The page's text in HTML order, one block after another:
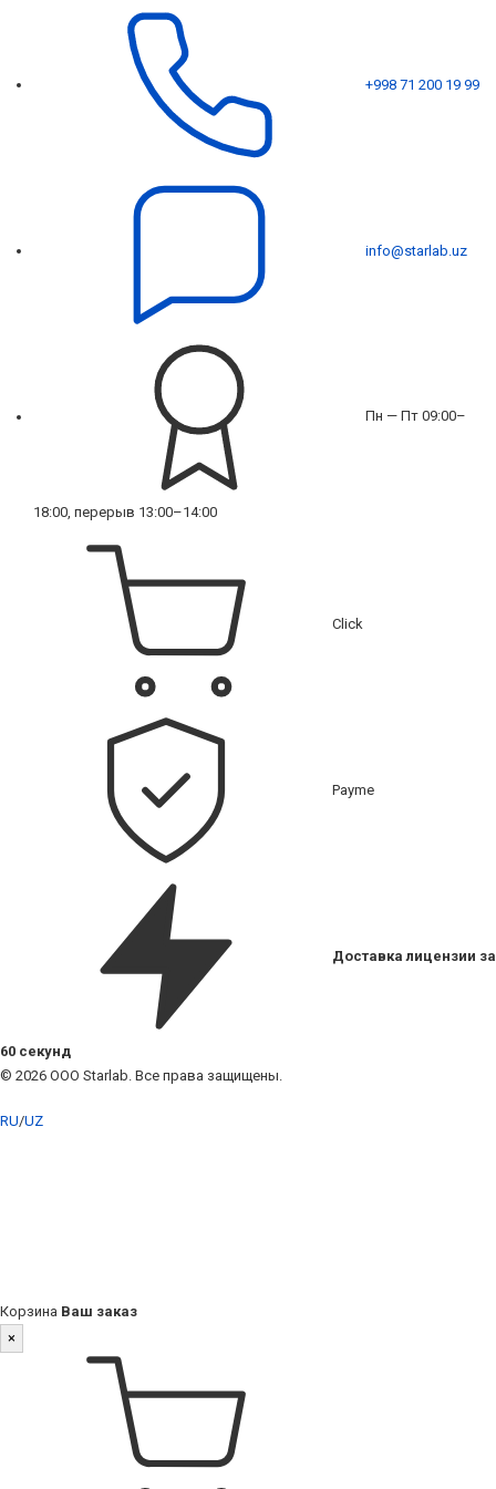
+998 71 200 19 99
info@starlab.uz
Пн — Пт 09:00–
18:00, перерыв 13:00–14:00
Click
Payme
Доставка лицензии за
60 секунд
© 2026 ООО Starlab. Все права защищены.
RU/UZ
Корзина Ваш заказ
×